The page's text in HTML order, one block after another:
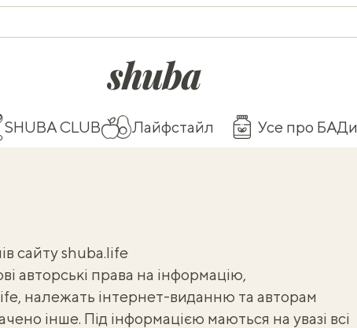
shuba.life
SHUBA CLUB Лайфстайл Усе про БАДи
сайту shuba.life
авторські права на інформацію,
належать інтернет-виданню та авторам
інше. Під інформацією маються на увазі всі